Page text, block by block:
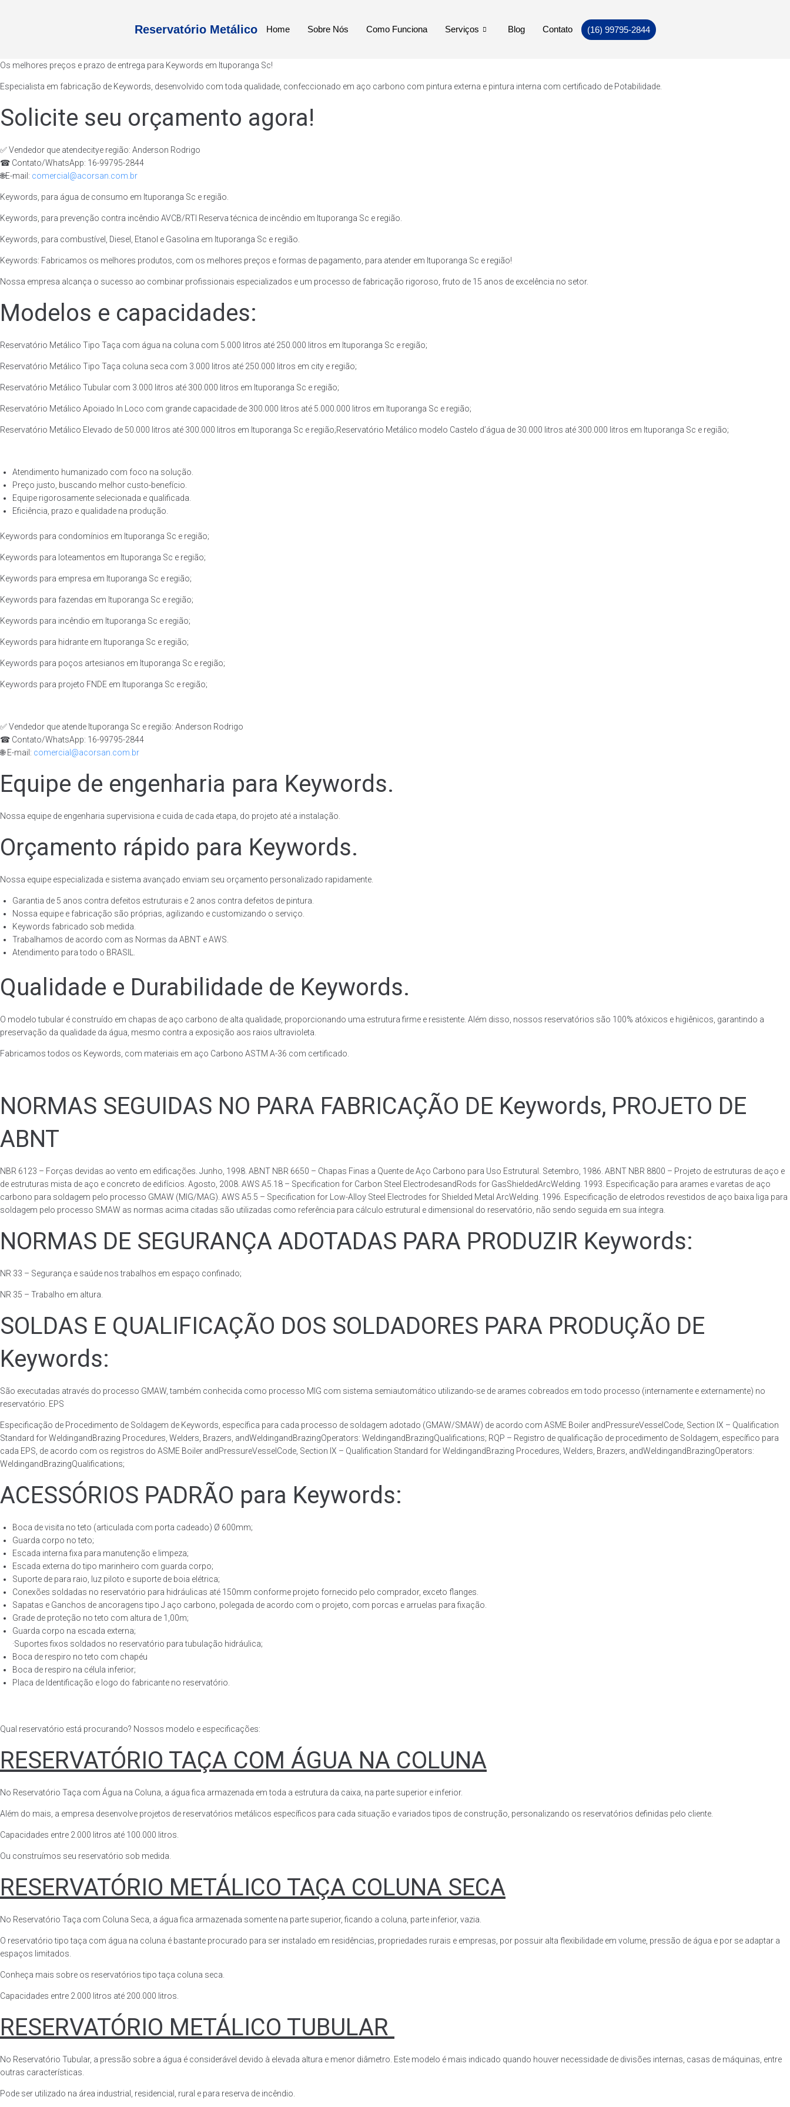
Reservatório Metálico Home Sobre Nós Como Funciona Serviços Blog Contato (16) 99795-2844
Os melhores preços e prazo de entrega para Keywords em Ituporanga Sc!
Especialista em fabricação de Keywords, desenvolvido com toda qualidade, confeccionado em aço carbono com pintura externa e pintura interna com certificado de Potabilidade.
Solicite seu orçamento agora!
✅ Vendedor que atendecitye região: Anderson Rodrigo
☎ Contato/WhatsApp: 16-99795-2844
🌐E-mail: comercial@acorsan.com.br
Keywords, para água de consumo em Ituporanga Sc e região.
Keywords, para prevenção contra incêndio AVCB/RTI Reserva técnica de incêndio em Ituporanga Sc e região.
Keywords, para combustível, Diesel, Etanol e Gasolina em Ituporanga Sc e região.
Keywords: Fabricamos os melhores produtos, com os melhores preços e formas de pagamento, para atender em Ituporanga Sc e região!
Nossa empresa alcança o sucesso ao combinar profissionais especializados e um processo de fabricação rigoroso, fruto de 15 anos de excelência no setor.
Modelos e capacidades:
Reservatório Metálico Tipo Taça com água na coluna com 5.000 litros até 250.000 litros em Ituporanga Sc e região;
Reservatório Metálico Tipo Taça coluna seca com 3.000 litros até 250.000 litros em city e região;
Reservatório Metálico Tubular com 3.000 litros até 300.000 litros em Ituporanga Sc e região;
Reservatório Metálico Apoiado In Loco com grande capacidade de 300.000 litros até 5.000.000 litros em Ituporanga Sc e região;
Reservatório Metálico Elevado de 50.000 litros até 300.000 litros em Ituporanga Sc e região;Reservatório Metálico modelo Castelo d’água de 30.000 litros até 300.000 litros em Ituporanga Sc e região;
Atendimento humanizado com foco na solução.
Preço justo, buscando melhor custo-benefício.
Equipe rigorosamente selecionada e qualificada.
Eficiência, prazo e qualidade na produção.
Keywords para condomínios em Ituporanga Sc e região;
Keywords para loteamentos em Ituporanga Sc e região;
Keywords para empresa em Ituporanga Sc e região;
Keywords para fazendas em Ituporanga Sc e região;
Keywords para incêndio em Ituporanga Sc e região;
Keywords para hidrante em Ituporanga Sc e região;
Keywords para poços artesianos em Ituporanga Sc e região;
Keywords para projeto FNDE em Ituporanga Sc e região;
✅ Vendedor que atende Ituporanga Sc e região: Anderson Rodrigo
☎ Contato/WhatsApp: 16-99795-2844
🌐 E-mail: comercial@acorsan.com.br
Equipe de engenharia para Keywords.
Nossa equipe de engenharia supervisiona e cuida de cada etapa, do projeto até a instalação.
Orçamento rápido para Keywords.
Nossa equipe especializada e sistema avançado enviam seu orçamento personalizado rapidamente.
Garantia de 5 anos contra defeitos estruturais e 2 anos contra defeitos de pintura.
Nossa equipe e fabricação são próprias, agilizando e customizando o serviço.
Keywords fabricado sob medida.
Trabalhamos de acordo com as Normas da ABNT e AWS.
Atendimento para todo o BRASIL.
Qualidade e Durabilidade de Keywords.
O modelo tubular é construído em chapas de aço carbono de alta qualidade, proporcionando uma estrutura firme e resistente. Além disso, nossos reservatórios são 100% atóxicos e higiênicos, garantindo a
preservação da qualidade da água, mesmo contra a exposição aos raios ultravioleta.
Fabricamos todos os Keywords, com materiais em aço Carbono ASTM A-36 com certificado.
NORMAS SEGUIDAS NO PARA FABRICAÇÃO DE Keywords, PROJETO DE
ABNT
NBR 6123 – Forças devidas ao vento em edificações. Junho, 1998. ABNT NBR 6650 – Chapas Finas a Quente de Aço Carbono para Uso Estrutural. Setembro, 1986. ABNT NBR 8800 – Projeto de estruturas de aço e
de estruturas mista de aço e concreto de edifícios. Agosto, 2008. AWS A5.18 – Specification for Carbon Steel ElectrodesandRods for GasShieldedArcWelding. 1993. Especificação para arames e varetas de aço
carbono para soldagem pelo processo GMAW (MIG/MAG). AWS A5.5 – Specification for Low-Alloy Steel Electrodes for Shielded Metal ArcWelding. 1996. Especificação de eletrodos revestidos de aço baixa liga para
soldagem pelo processo SMAW as normas acima citadas são utilizadas como referência para cálculo estrutural e dimensional do reservatório, não sendo seguida em sua íntegra.
NORMAS DE SEGURANÇA ADOTADAS PARA PRODUZIR Keywords:
NR 33 – Segurança e saúde nos trabalhos em espaço confinado;
NR 35 – Trabalho em altura.
SOLDAS E QUALIFICAÇÃO DOS SOLDADORES PARA PRODUÇÃO DE
Keywords:
São executadas através do processo GMAW, também conhecida como processo MIG com sistema semiautomático utilizando-se de arames cobreados em todo processo (internamente e externamente) no
reservatório. EPS
Especificação de Procedimento de Soldagem de Keywords, específica para cada processo de soldagem adotado (GMAW/SMAW) de acordo com ASME Boiler andPressureVesselCode, Section IX – Qualification
Standard for WeldingandBrazing Procedures, Welders, Brazers, andWeldingandBrazingOperators: WeldingandBrazingQualifications; RQP – Registro de qualificação de procedimento de Soldagem, específico para
cada EPS, de acordo com os registros do ASME Boiler andPressureVesselCode, Section IX – Qualification Standard for WeldingandBrazing Procedures, Welders, Brazers, andWeldingandBrazingOperators:
WeldingandBrazingQualifications;
ACESSÓRIOS PADRÃO para Keywords:
Boca de visita no teto (articulada com porta cadeado) Ø 600mm;
Guarda corpo no teto;
Escada interna fixa para manutenção e limpeza;
Escada externa do tipo marinheiro com guarda corpo;
Suporte de para raio, luz piloto e suporte de boia elétrica;
Conexões soldadas no reservatório para hidráulicas até 150mm conforme projeto fornecido pelo comprador, exceto flanges.
Sapatas e Ganchos de ancoragens tipo J aço carbono, polegada de acordo com o projeto, com porcas e arruelas para fixação.
Grade de proteção no teto com altura de 1,00m;
Guarda corpo na escada externa;
·Suportes fixos soldados no reservatório para tubulação hidráulica;
Boca de respiro no teto com chapéu
Boca de respiro na célula inferior;
Placa de Identificação e logo do fabricante no reservatório.
Qual reservatório está procurando? Nossos modelo e especificações:
RESERVATÓRIO TAÇA COM ÁGUA NA COLUNA
No Reservatório Taça com Água na Coluna, a água fica armazenada em toda a estrutura da caixa, na parte superior e inferior.
Além do mais, a empresa desenvolve projetos de reservatórios metálicos específicos para cada situação e variados tipos de construção, personalizando os reservatórios definidas pelo cliente.
Capacidades entre 2.000 litros até 100.000 litros.
Ou construímos seu reservatório sob medida.
RESERVATÓRIO METÁLICO TAÇA COLUNA SECA
No Reservatório Taça com Coluna Seca, a água fica armazenada somente na parte superior, ficando a coluna, parte inferior, vazia.
O reservatório tipo taça com água na coluna é bastante procurado para ser instalado em residências, propriedades rurais e empresas, por possuir alta flexibilidade em volume, pressão de água e por se adaptar a
espaços limitados.
Conheça mais sobre os reservatórios tipo taça coluna seca.
Capacidades entre 2.000 litros até 200.000 litros.
RESERVATÓRIO METÁLICO TUBULAR
No Reservatório Tubular, a pressão sobre a água é considerável devido à elevada altura e menor diâmetro. Este modelo é mais indicado quando houver necessidade de divisões internas, casas de máquinas, entre
outras características.
Pode ser utilizado na área industrial, residencial, rural e para reserva de incêndio.